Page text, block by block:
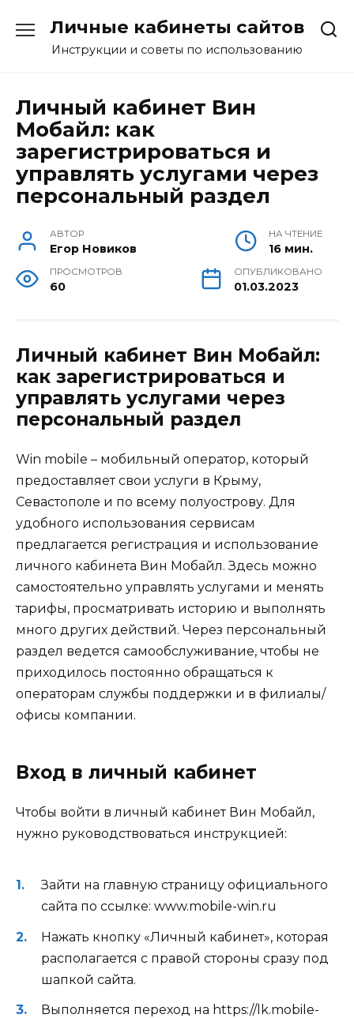
содержанию
Личные кабинеты сайтов
Инструкции и советы по использованию
Личный кабинет Вин
Мобайл: как
зарегистрироваться и
управлять услугами через
персональный раздел
АВТОР
Егор Новиков
НА ЧТЕНИЕ
16 мин.
ПРОСМОТРОВ
60
ОПУБЛИКОВАНО
01.03.2023
Личный кабинет Вин Мобайл:
как зарегистрироваться и
управлять услугами через
персональный раздел
Win mobile – мобильный оператор, который
предоставляет свои услуги в Крыму,
Севастополе и по всему полуострову. Для
удобного использования сервисам
предлагается регистрация и использование
личного кабинета Вин Мобайл. Здесь можно
самостоятельно управлять услугами и менять
тарифы, просматривать историю и выполнять
много других действий. Через персональный
раздел ведется самообслуживание, чтобы не
приходилось постоянно обращаться к
операторам службы поддержки и в филиалы/
офисы компании.
Вход в личный кабинет
Чтобы войти в личный кабинет Вин Мобайл,
нужно руководствоваться инструкцией:
Зайти на главную страницу официального
сайта по ссылке: www.mobile-win.ru
Нажать кнопку «Личный кабинет», которая
располагается с правой стороны сразу под
шапкой сайта.
Выполняется переход на https://lk.mobile-